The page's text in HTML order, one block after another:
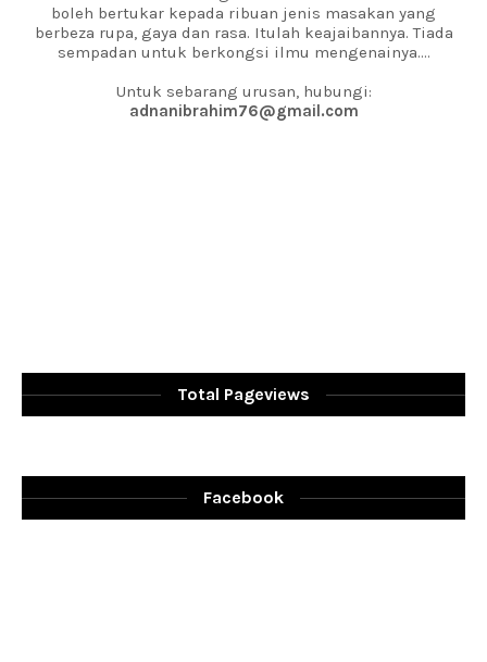
boleh bertukar kepada ribuan jenis masakan yang
berbeza rupa, gaya dan rasa. Itulah keajaibannya. Tiada
sempadan untuk berkongsi ilmu mengenainya....
Untuk sebarang urusan, hubungi:
adnanibrahim76@gmail.com
Total Pageviews
Facebook